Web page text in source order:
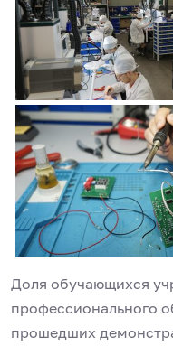
Доля обучающихся
профессионального
прошедших